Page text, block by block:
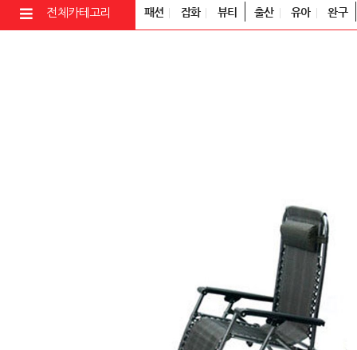
전체카테고리 패션 잡화 뷰티 출산 유아 완구